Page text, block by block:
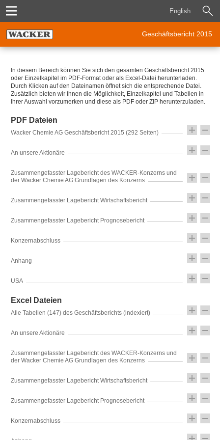
English
Geschäftsbericht 2015
In diesem Bereich können Sie sich den gesamten Geschäftsbericht 2015
oder Einzelkapitel im PDF-Format oder als Excel-Datei herunterladen.
Durch Klicken auf den Dateinamen öffnet sich die entsprechende Datei.
Zusätzlich bieten wir Ihnen die Möglichkeit, Einzelkapitel und Tabellen in
Ihrer Auswahl vorzumerken und diese als PDF oder ZIP herunterzuladen.
PDF Dateien
Wacker Chemie AG Geschäftsbericht 2015 (292 Seiten)
An unsere Aktionäre
Zusammengefasster Lagebericht des WACKER-Konzerns und
der Wacker Chemie AG Grundlagen des Konzerns
Zusammengefasster Lagebericht Wirtschaftsbericht
Zusammengefasster Lagebericht Prognosebericht
Konzernabschluss
Anhang
USA
Excel Dateien
Alle Tabellen (147) des Geschäftsberichts (indexiert)
An unsere Aktionäre
Zusammengefasster Lagebericht des WACKER-Konzerns und
der Wacker Chemie AG Grundlagen des Konzerns
Zusammengefasster Lagebericht Wirtschaftsbericht
Zusammengefasster Lagebericht Prognosebericht
Konzernabschluss